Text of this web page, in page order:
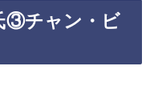
③チャン・ビ